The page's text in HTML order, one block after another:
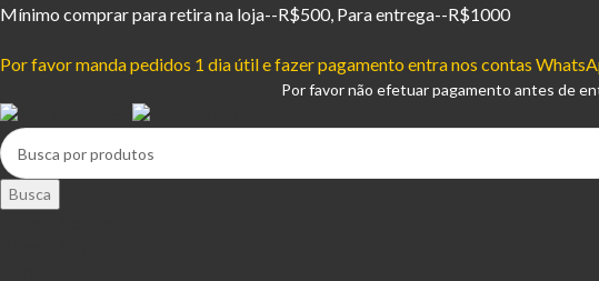
Mínimo comprar para retira na loja--R$500, Para entrega--R$1000
Por favor manda pedidos 1 dia útil e fazer pagamento entra nos contas
Por favor não efetuar pagamento antes de
Busca